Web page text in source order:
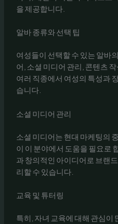
을 제공합니다.
알바 종류와 선택 팁
여성들이 선택할 수 있는 알바
어, 소셜 미디어 관리, 콘텐츠
여러 직종에서 여성의 특성과
습니다.
소셜 미디어 관리
소셜 미디어는 현대 마케팅의
이 이 분야에서 도움을 필요로
과 창의적인 아이디어로 브랜
리할 수 있습니다.
교육 및 튜터링
특히, 자녀 교육에 대해 관심이